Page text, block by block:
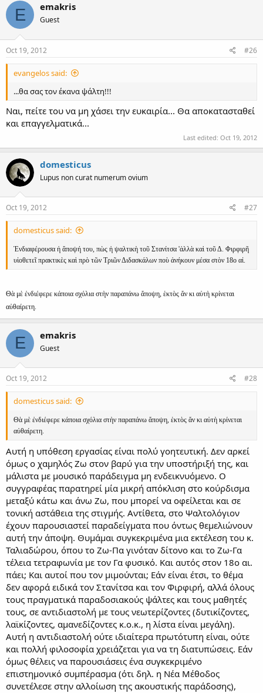
E emakris
Guest
Oct 19, 2012 #26
evangelos said:
...θα σας τον έκανα ψάλτη!!!
Ναι, πείτε του να μη χάσει την ευκαιρία... Θα αποκατασταθεί
και επαγγελματικά...
Last edited: Oct 19, 2012
domesticus
Lupus non curat numerum ovium
Oct 19, 2012 #27
domesticus said:
Ἐνδιαφέρουσα ἡ ἄποψή του, πὼς ἡ ψαλτικὴ τοῦ Στανίτσα 'ἀλλὰ καὶ τοῦ Δ. Φιρφιρῆ
υἱοθετεῖ πρακτικὲς καὶ πρὸ τῶν Τριῶν Διδασκάλων ποὺ ἀνήκουν μέσα στὸν 18ο αἰ.
Θὰ μὲ ἐνδιέφερε κάποια σχόλια στὴν παραπάνω ἄποψη, ἑκτὸς ἄν κι αὐτὴ κρίνεται
αὐθαίρετη.
E emakris
Guest
Oct 19, 2012 #28
domesticus said:
Θὰ μὲ ἐνδιέφερε κάποια σχόλια στὴν παραπάνω ἄποψη, ἑκτὸς ἄν κι αὐτὴ κρίνεται
αὐθαίρετη.
Αυτή η υπόθεση εργασίας είναι πολύ γοητευτική. Δεν αρκεί
όμως ο χαμηλός Ζω στον βαρύ για την υποστήριξή της, και
μάλιστα με μουσικό παράδειγμα μη ενδεικνυόμενο. Ο
συγγραφέας παρατηρεί μία μικρή απόκλιση στο κούρδισμα
μεταξύ κάτω και άνω Ζω, που μπορεί να οφείλεται και σε
τονική αστάθεια της στιγμής. Αντίθετα, στο Ψαλτολόγιον
έχουν παρουσιαστεί παραδείγματα που όντως θεμελιώνουν
αυτή την άποψη. Θυμάμαι συγκεκριμένα μια εκτέλεση του κ.
Ταλιαδώρου, όπου το Ζω-Πα γινόταν δίτονο και το Ζω-Γα
τέλεια τετραφωνία με τον Γα φυσικό. Και αυτός στον 18ο αι.
πάει; Και αυτοί που τον μιμούνται; Εάν είναι έτσι, το θέμα
δεν αφορά ειδικά τον Στανίτσα και τον Φιρφιρή, αλλά όλους
τους πραγματικά παραδοσιακούς ψάλτες και τους μαθητές
τους, σε αντιδιαστολή με τους νεωτερίζοντες (δυτικίζοντες,
λαϊκίζοντες, αμανεδίζοντες κ.ο.κ., η λίστα είναι μεγάλη).
Αυτή η αντιδιαστολή ούτε ιδιαίτερα πρωτότυπη είναι, ούτε
και πολλή φιλοσοφία χρειάζεται για να τη διατυπώσεις. Εάν
όμως θέλεις να παρουσιάσεις ένα συγκεκριμένο
επιστημονικό συμπέρασμα (ότι δηλ. η Νέα Μέθοδος
συνετέλεσε στην αλλοίωση της ακουστικής παράδοσης),